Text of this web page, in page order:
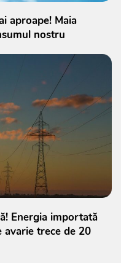
aproape! Maia
nostru
Energia importată
avarie trece de 20